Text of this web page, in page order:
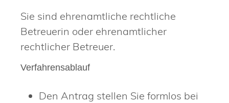
Sie sind ehrenamtliche rechtliche
Betreuerin oder ehrenamtlicher
rechtlicher Betreuer.
Verfahrensablauf
Den Antrag stellen Sie formlos bei